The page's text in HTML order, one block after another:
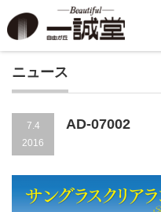
ニュース
7.4
2016
AD-07002